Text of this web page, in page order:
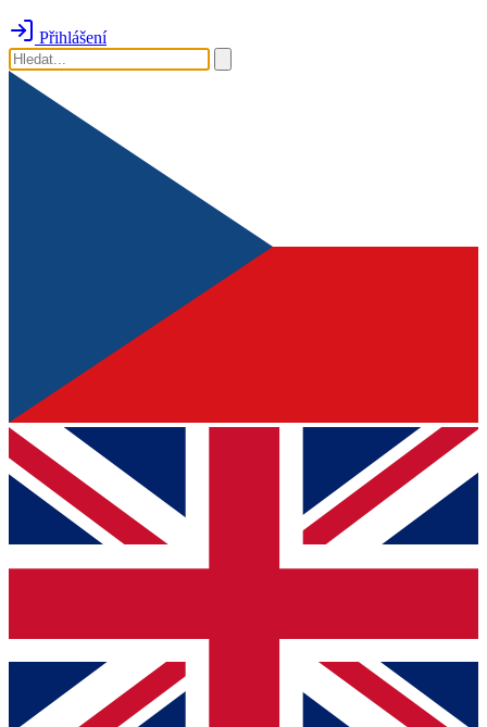
Přihlášení